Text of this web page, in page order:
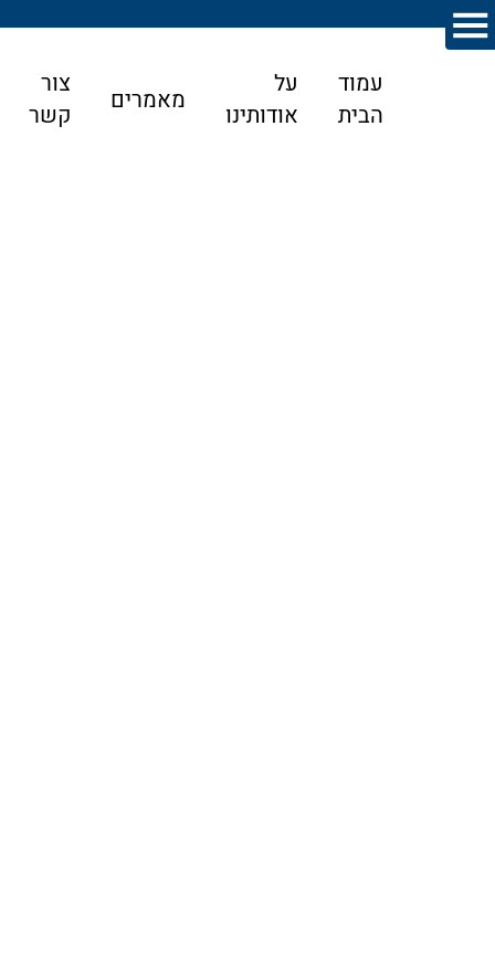
עמוד
הבית
על
אודותינו
מאמרים
צור
קשר